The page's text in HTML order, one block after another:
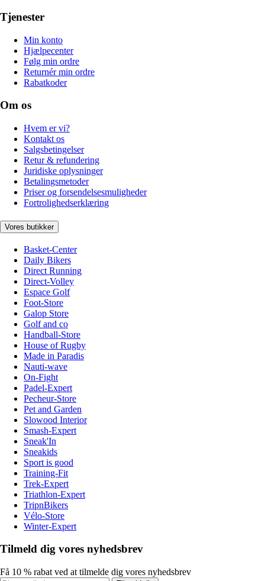
Tjenester
Min konto
Hjælpecenter
Følg min ordre
Returnér min ordre
Rabatkoder
Om os
Hvem er vi?
Kontakt os
Salgsbetingelser
Retur & refundering
Juridiske oplysninger
Betalingsmetoder
Priser og forsendelsesmuligheder
Fortrolighedserklæring
Vores butikker
Basket-Center
Daily Bikers
Direct Running
Direct-Volley
Espace Golf
Foot-Store
Galop Store
Golf and co
Handball-Store
House of Rugby
Made in Paradis
Nauti-wave
On-Fight
Padel-Expert
Pecheur-Store
Pet and Garden
Slowood Interior
Smash-Expert
Sneak'In
Sneakids
Sport is good
Training-Fit
Trek-Expert
Triathlon-Expert
TripnBikers
Vélo-Store
Winter-Expert
Tilmeld dig vores nyhedsbrev
Få 10 % rabat ved at tilmelde dig vores nyhedsbrev